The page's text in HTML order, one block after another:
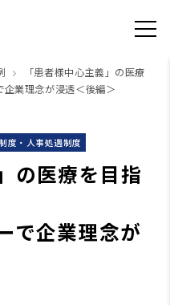
「患者様中心主義」の医療
業理念が浸透＜後編＞
度・人事処遇制度
の医療を目指
で企業理念が